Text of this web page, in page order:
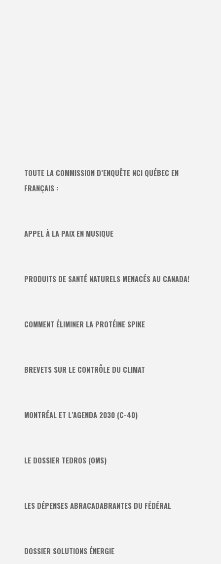
TOUTE LA COMMISSION D’ENQUÊTE NCI QUÉBEC EN
FRANÇAIS :
APPEL À LA PAIX EN MUSIQUE
PRODUITS DE SANTÉ NATURELS MENACÉS AU CANADA!
COMMENT ÉLIMINER LA PROTÉINE SPIKE
BREVETS SUR LE CONTRÔLE DU CLIMAT
MONTRÉAL ET L’AGENDA 2030 (C-40)
LE DOSSIER TEDROS (OMS)
LES DÉPENSES ABRACADABRANTES DU FÉDÉRAL
DOSSIER SOLUTIONS ÉNERGIE